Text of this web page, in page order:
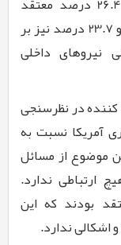
23.7درصد نیز بر
نیروهای داخلی
در نظرسنجی
آمریکا نسبت به
موضوع از مسائل
ارتباطی ندارد.
بودند که این
اشکالی ندارد.